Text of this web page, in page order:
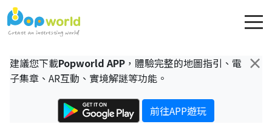
×
建議您下載Popworld APP ，體驗完整的地圖指引、電
子集章、AR互動、實境解謎等功能。
前往APP遊玩